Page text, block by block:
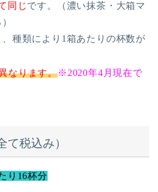
同じです。（濃い抹茶・大箱マ
種類により1箱あたりの杯数が
なります。※2020年4月現在で
て税込み）
り16杯分